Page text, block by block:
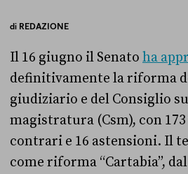
di REDAZIONE
Il 16 giugno il Senato ha
definitivamente la riforma
giudiziario e del Consiglio
magistratura (Csm), con
contrari e 16 astensioni. Il
come riforma “Cartabia”,